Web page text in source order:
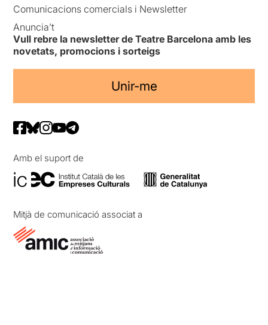
Comunicacions comercials i Newsletter
Anuncia’t
Vull rebre la newsletter de Teatre Barcelona amb les
novetats, promocions i sorteigs
Unir-me
Amb el suport de
Mitjà de comunicació associat a